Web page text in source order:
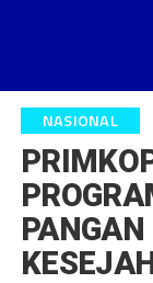
NASIONAL